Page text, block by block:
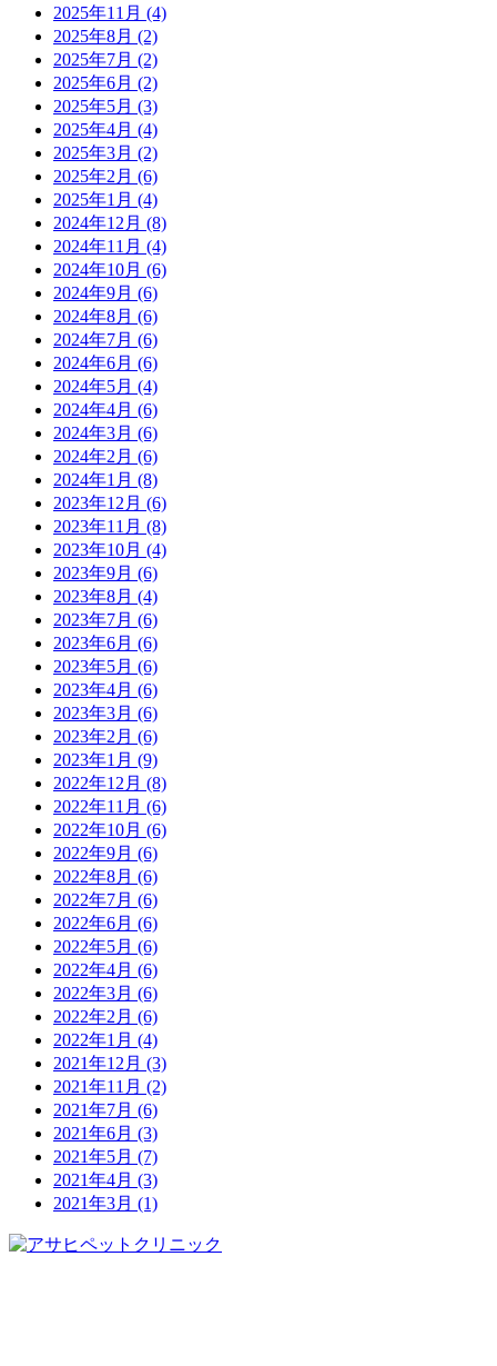
2025年11月 (4)
2025年8月 (2)
2025年7月 (2)
2025年6月 (2)
2025年5月 (3)
2025年4月 (4)
2025年3月 (2)
2025年2月 (6)
2025年1月 (4)
2024年12月 (8)
2024年11月 (4)
2024年10月 (6)
2024年9月 (6)
2024年8月 (6)
2024年7月 (6)
2024年6月 (6)
2024年5月 (4)
2024年4月 (6)
2024年3月 (6)
2024年2月 (6)
2024年1月 (8)
2023年12月 (6)
2023年11月 (8)
2023年10月 (4)
2023年9月 (6)
2023年8月 (4)
2023年7月 (6)
2023年6月 (6)
2023年5月 (6)
2023年4月 (6)
2023年3月 (6)
2023年2月 (6)
2023年1月 (9)
2022年12月 (8)
2022年11月 (6)
2022年10月 (6)
2022年9月 (6)
2022年8月 (6)
2022年7月 (6)
2022年6月 (6)
2022年5月 (6)
2022年4月 (6)
2022年3月 (6)
2022年2月 (6)
2022年1月 (4)
2021年12月 (3)
2021年11月 (2)
2021年7月 (6)
2021年6月 (3)
2021年5月 (7)
2021年4月 (3)
2021年3月 (1)